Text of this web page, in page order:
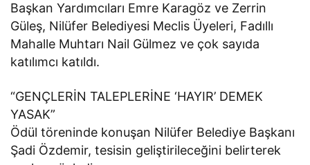
Başkan Yardımcıları Emre Karagöz ve Zerrin
Güleş, Nilüfer Belediyesi Meclis Üyeleri, Fadıllı
Mahalle Muhtarı Nail Gülmez ve çok sayıda
katılımcı katıldı.
“GENÇLERİN TALEPLERİNE ‘HAYIR’ DEMEK
YASAK”
Ödül töreninde konuşan Nilüfer Belediye Başkanı
Şadi Özdemir, tesisin geliştirileceğini belirterek